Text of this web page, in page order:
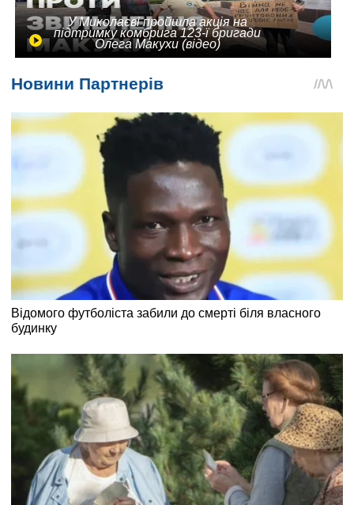
У Миколаєві пройшла акція на
підтримку комбрига 123-ї бригади
Олега Макухи (відео)